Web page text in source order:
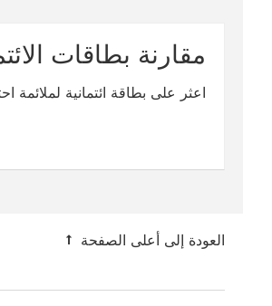
مقارنة بطاقات
اعثر على بطاقة ائتمانية لملائمة
العودة إلى أعلى الصفحة